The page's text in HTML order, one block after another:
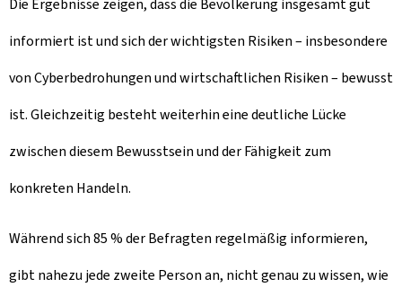
Die Ergebnisse zeigen, dass die Bevölkerung insgesamt gut
informiert ist und sich der wichtigsten Risiken – insbesondere
von Cyberbedrohungen und wirtschaftlichen Risiken – bewusst
ist. Gleichzeitig besteht weiterhin eine deutliche Lücke
zwischen diesem Bewusstsein und der Fähigkeit zum
konkreten Handeln.
Während sich 85 % der Befragten regelmäßig informieren,
gibt nahezu jede zweite Person an, nicht genau zu wissen, wie